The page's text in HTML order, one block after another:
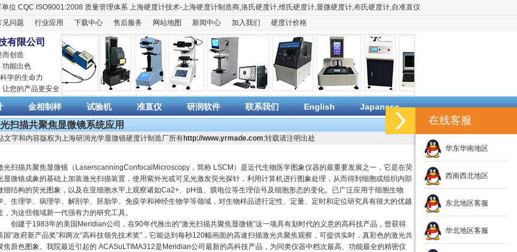
位 CQC ISO9001:2008 质量管理体系 上海硬度计技术-上海硬度计制造商,洛氏硬度计,维氏硬度计,显微硬度计,布氏硬度计,自准直仪
见问题 行业应用 下载中心 售后服务 网站地图 新闻中心 加入我们 硬度计价格
有限公司
创造
能出色
学的生命力
让您的产品更安全
金相制样 试验机 准直仪 研润软件 联系我们 English Japanese
扫描共聚焦显微镜系统应用
文字和内容版权为上海研润光学显微镜硬度计制造厂所有http://www.yrmade.com;转载请注明出处
光扫描共聚焦显微镜（LaserscanningConfocalMicroscopy，简称 LSCM）是近代生物医学图象仪器的最重要发展之一，它是在荧
显微镜成象的基础上加装激光扫描装置，使用紫外光或可见光激发荧光探针，利用计算机进行图象处理，从而得到细胞或组织内部
细结构的荧光图象，以及在亚细胞水平上观察诸如Ca2+、pH值、膜电位等生理信号及细胞形态的变化。已广泛应用于细胞生物
、生理学、病理学、解剖学、胚胎学、免疫学和神经生物学等领域，对生物样品进行定性、定量、定时和定位研究具有很大的优越
，为这些领域新一代强有力的研究工具。
创建于1983年的美国Meridian公司，在90年代推出的“激光扫描共聚焦显微镜”这一项具有划时代的义意的高科技产品，曾获得
国“政府新产品奖”和两次“高科技领先技术奖”，它能达到每秒120幅画面的高速扫描激光共聚焦观察，可提供实时，真彩色的激光共
焦原色图象。我院最近引起的 ACASuLTIMA312是Meridian公司最新的高科技产品，为同类仪器中档次最高、功能最全的精密仪
在线客服
华东华南地区
西南西北地区
东北地区客服
华北地区客服